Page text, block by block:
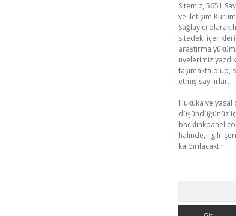
Sitemiz, 5651
ve İletişim
Sağlayıcı
sitedeki
araştırma
üyelerimiz
taşımakta olup,
etmiş sayılırlar.
Hukuka ve yasal
düşündüğünüz
halinde, ilgili
kaldırılacaktır.